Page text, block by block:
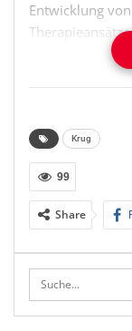
Entwicklung
und
das Fraunhofer
Anlässlich des
Institutsleiter
und Prof.
Niedersachsens
Prof. Michael
Hochschule
Leiterin des
Immunologie
Krug
99
Share